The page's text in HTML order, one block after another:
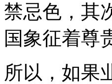
禁忌色，其
国象征着尊
所以，如果